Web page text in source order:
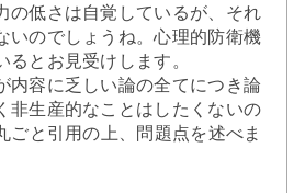
の低さは自覚しているが、それ
いのでしょうね。心理的防衛機
とお見受けします。
内容に乏しい論の全てにつき論
非生産的なことはしたくないの
ごと引用の上、問題点を述べま